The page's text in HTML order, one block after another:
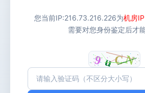
您当前IP:216.73.216.226为机房IP
需要对您身份鉴定后才